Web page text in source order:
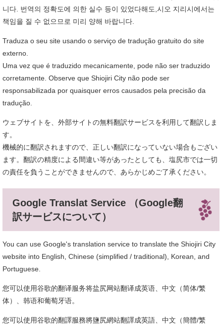
니다. 번역의 정확도에 의한 실수 등이 있었다해도,시오 지리시에서는
책임을 질 수 없으므로 미리 양해 바랍니다.
Traduza o seu site usando o serviço de tradução gratuito do site
externo.
Uma vez que é traduzido mecanicamente, pode não ser traduzido
corretamente. Observe que Shiojiri City não pode ser
responsabilizada por quaisquer erros causados ​​pela precisão da
tradução.
ウェブサイトを、外部サイトの無料翻訳サービスを利用して翻訳しま
す。
機械的に翻訳されますので、正しい翻訳になっていない場合もござい
ます。翻訳の精度による間違い等があったとしても、塩尻市では一切
の責任を負うことができませんので、あらかじめご了承ください。
Google Translat Service （Google翻
訳サービスについて）
You can use Google's translation service to translate the Shiojiri City
website into English, Chinese (simplified / traditional), Korean, and
Portuguese.
您可以使用谷歌的翻译服务将盐尻网站翻译成英语、中文（简体/繁
体）、韩语和葡萄牙语。
您可以使用谷歌的翻譯服務將鹽尻網站翻譯成英語、中文（簡體/繁